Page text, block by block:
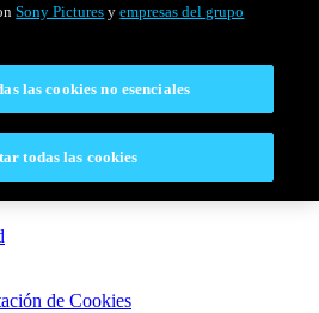
de Cookies
Sony Pictures yempresas del grupo
las cookies no esenciales
todas las cookies